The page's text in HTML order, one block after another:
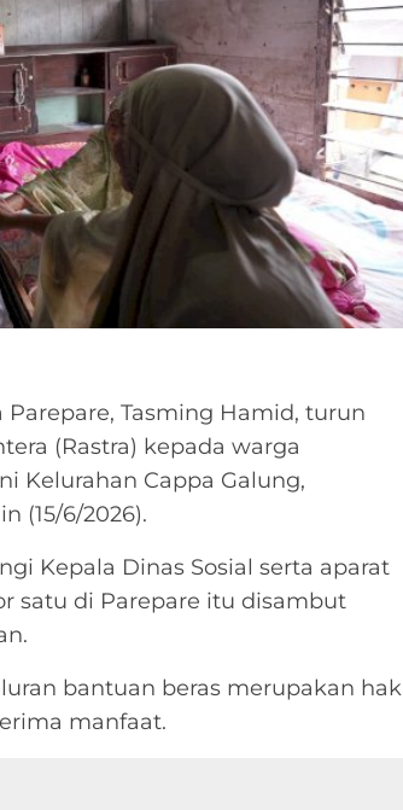
Parepare, Tasming Hamid, turun
(Rastra) kepada warga
Kelurahan Cappa Galung,
(15/6/2026).
Kepala Dinas Sosial serta aparat
satu di Parepare itu disambut
bantuan beras merupakan hak
manfaat.